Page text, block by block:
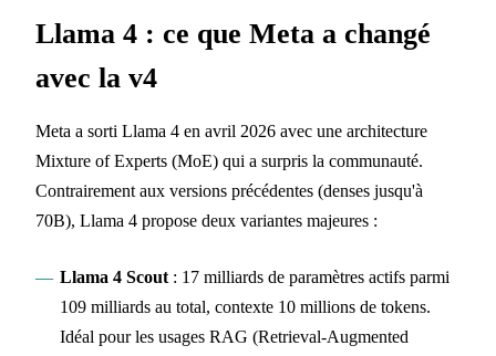
Llama 4 : ce que Meta a changé
avec la v4
Meta a sorti Llama 4 en avril 2026 avec une architecture
Mixture of Experts (MoE) qui a surpris la communauté.
Contrairement aux versions précédentes (denses jusqu'à
70B), Llama 4 propose deux variantes majeures :
Llama 4 Scout: 17 milliards de paramètres actifs parmi
109 milliards au total, contexte 10 millions de tokens.
Idéal pour les usages RAG (Retrieval-Augmented